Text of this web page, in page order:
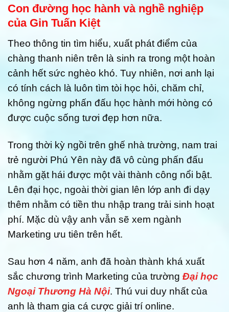
Con đường học hành và nghề nghiệp
của Gin Tuấn Kiệt
Theo thông tin tìm hiểu, xuất phát điểm của
chàng thanh niên trên là sinh ra trong một hoàn
cảnh hết sức nghèo khó. Tuy nhiên, nơi anh lại
có tính cách là luôn tìm tòi học hỏi, chăm chỉ,
không ngừng phấn đấu học hành mới hòng có
được cuộc sống tươi đẹp hơn nữa.
Trong thời kỳ ngồi trên ghế nhà trường, nam trai
trẻ người Phú Yên này đã vô cùng phấn đấu
nhằm gặt hái được một vài thành công nổi bật.
Lên đại học, ngoài thời gian lên lớp anh đi dạy
thêm nhằm có tiền thu nhập trang trải sinh hoạt
phí. Mặc dù vậy anh vẫn sẽ xem ngành
Marketing ưu tiên trên hết.
Sau hơn 4 năm, anh đã hoàn thành khá xuất
sắc chương trình Marketing của trường Đại học
Ngoại Thương Hà Nội. Thú vui duy nhất của
anh là tham gia cá cược giải trí online.